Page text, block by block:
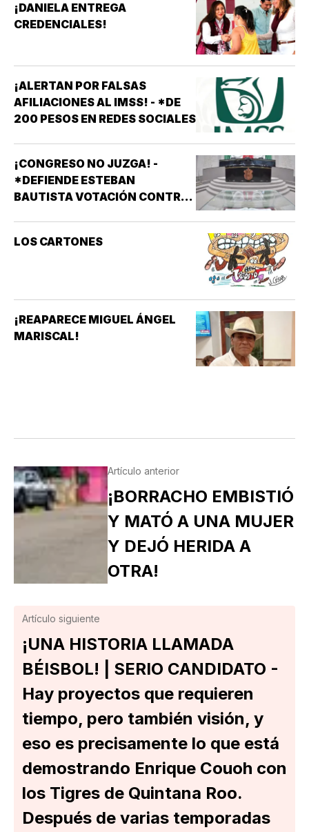
¡DANIELA ENTREGA
CREDENCIALES!
¡ALERTAN POR FALSAS
AFILIACIONES AL IMSS! - *DE
200 PESOS EN REDES SOCIALES
¡CONGRESO NO JUZGA! -
*DEFIENDE ESTEBAN
BAUTISTA VOTACIÓN CONTRA
LOS CARTONES
¡REAPARECE MIGUEL ÁNGEL
MARISCAL!
Artículo anterior
¡BORRACHO EMBISTIÓ
Y MATÓ A UNA MUJER
Y DEJÓ HERIDA A
OTRA!
Artículo siguiente
¡UNA HISTORIA LLAMADA
BÉISBOL! | SERIO CANDIDATO -
Hay proyectos que requieren
tiempo, pero también visión, y
eso es precisamente lo que está
demostrando Enrique Couoh con
los Tigres de Quintana Roo.
Después de varias temporadas